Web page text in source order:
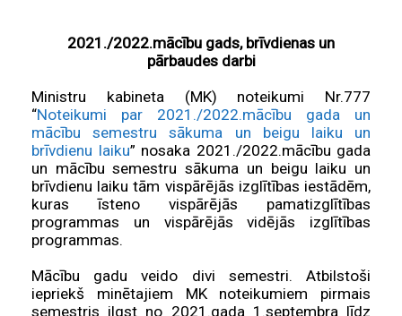
2021./2022.mācību gads, brīvdienas un
pārbaudes darbi
Ministru kabineta (MK) noteikumi Nr.777
“Noteikumi par 2021./2022.mācību gada un
mācību semestru sākuma un beigu laiku un
brīvdienu laiku” nosaka 2021./2022.mācību gada
un mācību semestru sākuma un beigu laiku un
brīvdienu laiku tām vispārējās izglītības iestādēm,
kuras īsteno vispārējās pamatizglītības
programmas un vispārējās vidējās izglītības
programmas.
Mācību gadu veido divi semestri. Atbilstoši
iepriekš minētajiem MK noteikumiem pirmais
semestris ilgst no 2021.gada 1.septembra līdz